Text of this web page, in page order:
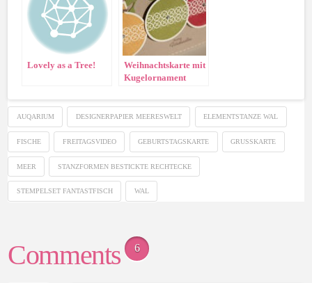
Lovely as a Tree!
Weihnachtskarte mit
Kugelornament
AUQARIUM DESIGNERPAPIER MEERESWELT ELEMENTSTANZE WAL
FISCHE FREITAGSVIDEO GEBURTSTAGSKARTE GRUSSKARTE
MEER STANZFORMEN BESTICKTE RECHTECKE
STEMPELSET FANTASTFISCH WAL
Comments 6